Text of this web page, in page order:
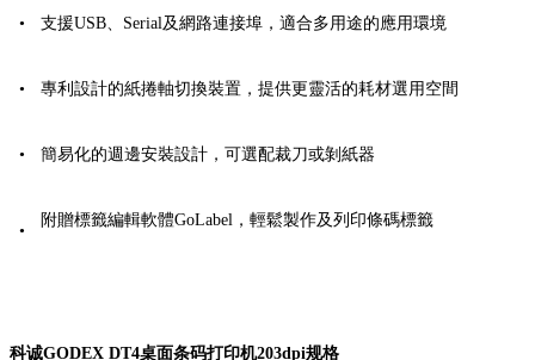
• 支援USB、Serial及網路連接埠，適合多用途的應用環境
• 專利設計的紙捲軸切換裝置，提供更靈活的耗材選用空間
• 簡易化的週邊安裝設計，可選配裁刀或剝紙器
•
附贈標籤編輯軟體GoLabel，輕鬆製作及列印條碼標籤
科诚GODEX DT4桌面条码打印机203dpi规格